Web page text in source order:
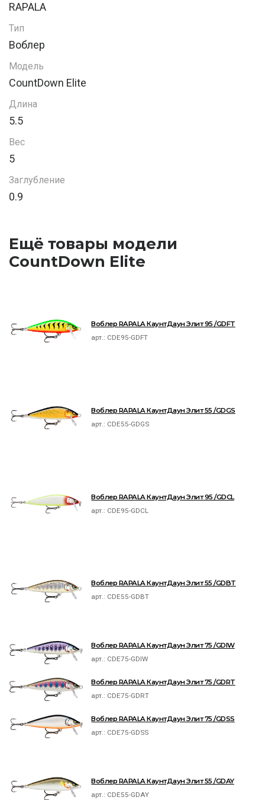
RAPALA
Тип
Воблер
Модель
CountDown Elite
Длина
5.5
Вес
5
Заглубление
0.9
Ещё товары модели
CountDown Elite
Воблер RAPALA КаунтДаун Элит 95 /GDFT
арт.: CDE95-GDFT
Воблер RAPALA КаунтДаун Элит 55 /GDGS
арт.: CDE55-GDGS
Воблер RAPALA КаунтДаун Элит 95 /GDCL
арт.: CDE95-GDCL
Воблер RAPALA КаунтДаун Элит 55 /GDBT
арт.: CDE55-GDBT
Воблер RAPALA КаунтДаун Элит 75 /GDIW
арт.: CDE75-GDIW
Воблер RAPALA КаунтДаун Элит 75 /GDRT
арт.: CDE75-GDRT
Воблер RAPALA КаунтДаун Элит 75 /GDSS
арт.: CDE75-GDSS
Воблер RAPALA КаунтДаун Элит 55 /GDAY
арт.: CDE55-GDAY